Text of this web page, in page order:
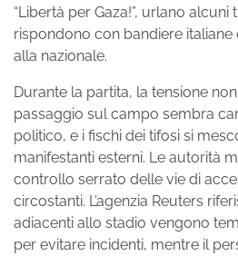
“Libertà per Gaza!”, urlano
rispondono con bandiere
alla nazionale.
Durante la partita, la tensione
passaggio sul campo sembra
politico, e i fischi dei tifosi si
manifestanti esterni. Le autorità
controllo serrato delle vie di
circostanti. L’agenzia Reuters
adiacenti allo stadio vengono
per evitare incidenti, mentre il